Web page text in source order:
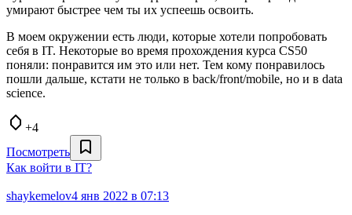
умирают быстрее чем ты их успеешь освоить.
В моем окружении есть люди, которые хотели попробовать
себя в IT. Некоторые во время прохождения курса CS50
поняли: понравится им это или нет. Тем кому понравилось
пошли дальше, кстати не только в back/front/mobile, но и в data
science.
+4
Посмотреть
Как войти в IT?
shaykemelov4 янв 2022 в 07:13